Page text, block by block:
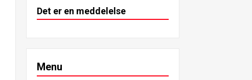
Det er en meddelelse
Menu